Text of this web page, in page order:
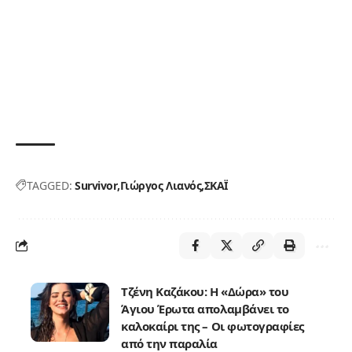
TAGGED: Survivor Γιώργος ΛιανόςΣΚΑΪ
Τζένη Καζάκου: Η «Δώρα» του
Άγιου Έρωτα απολαμβάνει το
καλοκαίρι της – Οι φωτογραφίες
από την παραλία